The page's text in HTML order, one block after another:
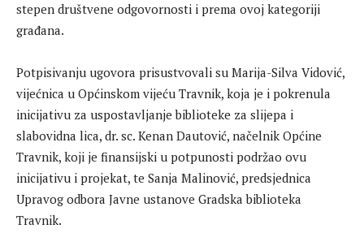
stepen društvene odgovornosti i prema ovoj kategoriji
građana.
Potpisivanju ugovora prisustvovali su Marija-Silva Vidović,
vijećnica u Općinskom vijeću Travnik, koja je i pokrenula
inicijativu za uspostavljanje biblioteke za slijepa i
slabovidna lica, dr. sc. Kenan Dautović, načelnik Općine
Travnik, koji je finansijski u potpunosti podržao ovu
inicijativu i projekat, te Sanja Malinović, predsjednica
Upravog odbora Javne ustanove Gradska biblioteka
Travnik.